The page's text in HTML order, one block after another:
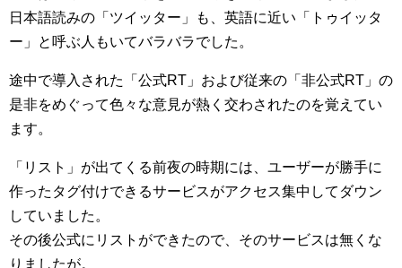
日本語読みの「ツイッター」も、英語に近い「トゥイッタ
ー」と呼ぶ人もいてバラバラでした。
途中で導入された「公式RT」および従来の「非公式RT」の
是非をめぐって色々な意見が熱く交わされたのを覚えてい
ます。
「リスト」が出てくる前夜の時期には、ユーザーが勝手に
作ったタグ付けできるサービスがアクセス集中してダウン
していました。
その後公式にリストができたので、そのサービスは無くな
りましたが。